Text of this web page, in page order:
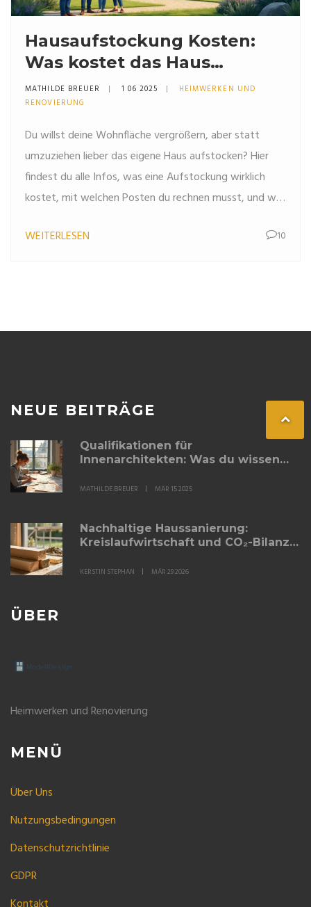
Hausaufstockung Kosten:
Was kostet das Haus
aufstocken wirklich?
MATHILDE BREUER 1 06 2025
HEIMWERKEN UND
RENOVIERUNG
Du willst deine Wohnfläche vergrößern, aber statt
umzuziehen lieber das eigene Haus aufstocken? Hier
findest du alle Infos, was eine Aufstockung wirklich
kostet, mit welchen Posten du rechnen musst, und wie
Praxisbeispielen, Zahlen und Profi-Tipps. Mit diesem
WEITERLESEN 10
NEUE BEITRÄGE
Qualifikationen für
Innenarchitekten: Was du wissen
MATHILDE BREUER MÄR 15 2025
Nachhaltige Haussanierung:
Kreislaufwirtschaft und CO₂-Bilanz
KERSTIN STEPHAN MÄR 29 2026
ÜBER
Heimwerken und Renovierung
MENÜ
Über Uns
Nutzungsbedingungen
Datenschutzrichtlinie
GDPR